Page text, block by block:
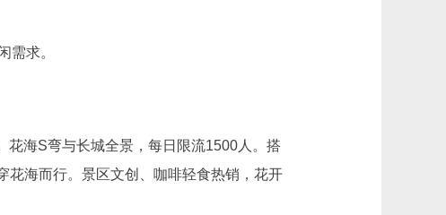
求。
海S弯与长城全景，每日限流1500人。搭
花海而行。景区文创、咖啡轻食热销，花开